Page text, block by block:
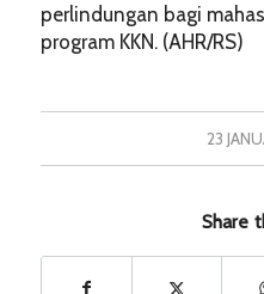
perlindungan bagi
program KKN. (AHR/RS)
23
Share